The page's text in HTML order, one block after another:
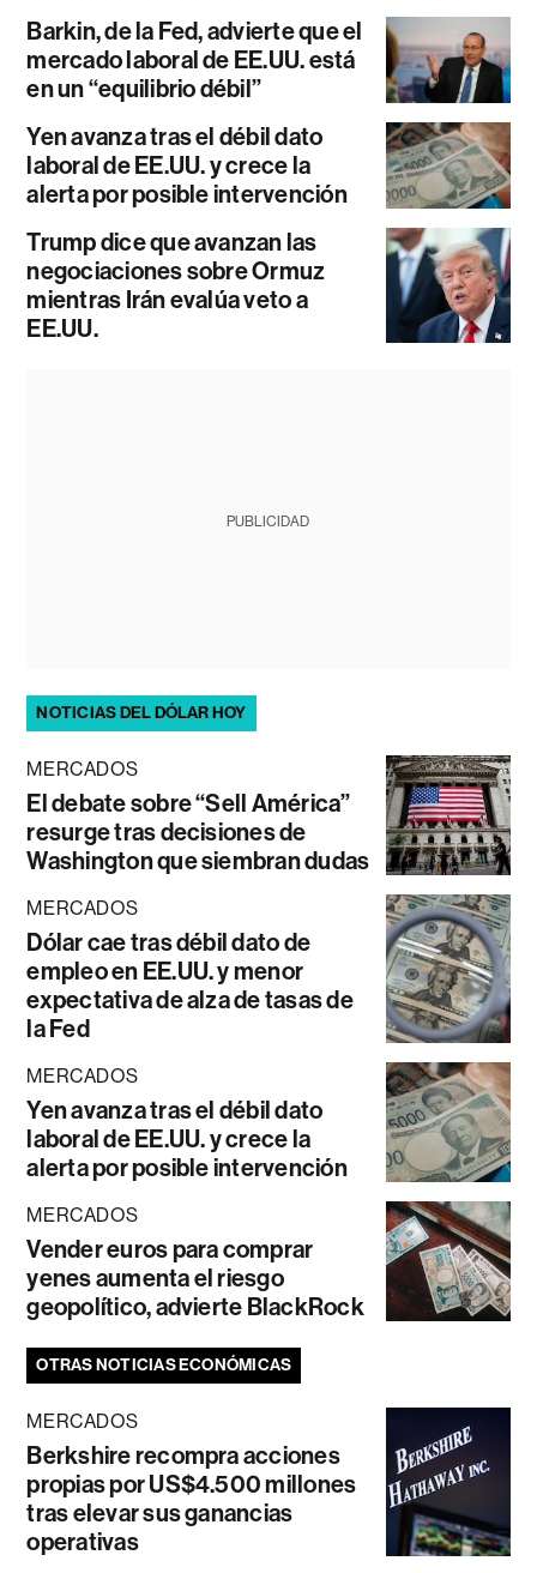
Barkin, de la Fed, advierte que el
mercado laboral de EE.UU. está
en un “equilibrio débil”
Yen avanza tras el débil dato
laboral de EE.UU. y crece la
alerta por posible intervención
Trump dice que avanzan las
negociaciones sobre Ormuz
mientras Irán evalúa veto a
EE.UU.
PUBLICIDAD
NOTICIAS DEL DÓLAR HOY
MERCADOS
El debate sobre “Sell América”
resurge tras decisiones de
Washington que siembran dudas
MERCADOS
Dólar cae tras débil dato de
empleo en EE.UU. y menor
expectativa de alza de tasas de
la Fed
MERCADOS
Yen avanza tras el débil dato
laboral de EE.UU. y crece la
alerta por posible intervención
MERCADOS
Vender euros para comprar
yenes aumenta el riesgo
geopolítico, advierte BlackRock
OTRAS NOTICIAS ECONÓMICAS
MERCADOS
Berkshire recompra acciones
propias por US$4.500 millones
tras elevar sus ganancias
operativas